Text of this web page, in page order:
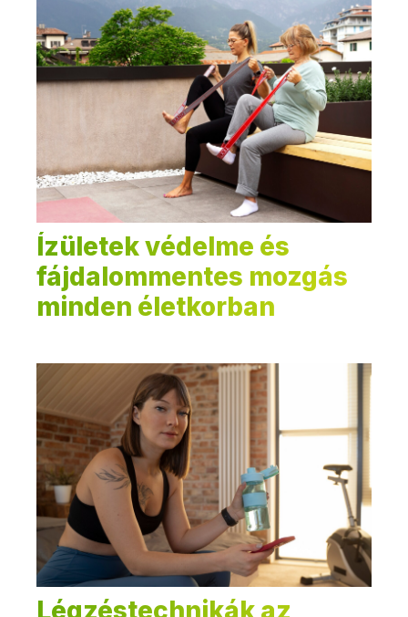
Ízületek védelme és
fájdalommentes mozgás
minden életkorban